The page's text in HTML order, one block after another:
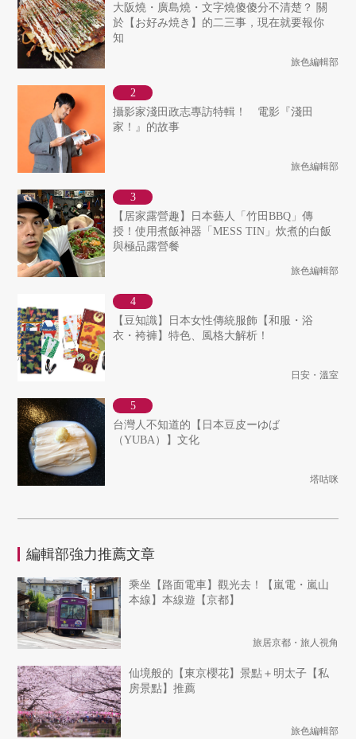
大阪燒・廣島燒・文字燒傻傻分不清楚？ 關
於【お好み焼き】的二三事，現在就要報你
知
旅色編輯部
攝影家淺田政志專訪特輯！ 電影『淺田
家！』的故事
旅色編輯部
【居家露營趣】日本藝人「竹田BBQ」傳
授！使用煮飯神器「MESS TIN」炊煮的白飯
與極品露營餐
旅色編輯部
【豆知識】日本女性傳統服飾【和服・浴
衣・袴褲】特色、風格大解析！
日安・溫室
台灣人不知道的【日本豆皮ーゆば
（YUBA）】文化
塔咕咪
編輯部強力推薦文章
乘坐【路面電車】觀光去！【嵐電・嵐山
本線】本線遊【京都】
旅居京都・旅人視角
仙境般的【東京櫻花】景點＋明太子【私
房景點】推薦
旅色編輯部